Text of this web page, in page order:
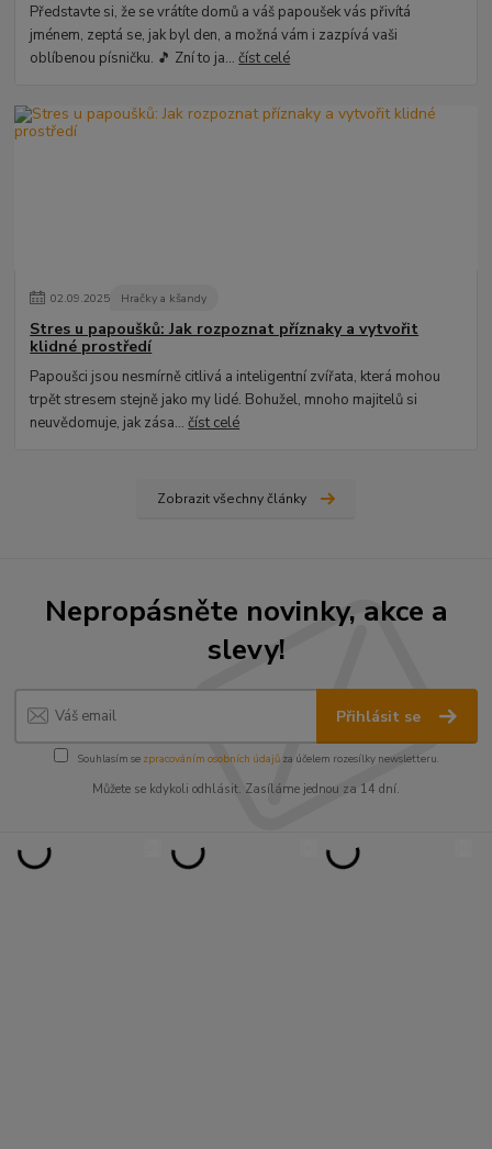
Představte si, že se vrátíte domů a váš papoušek vás přivítá
jménem, zeptá se, jak byl den, a možná vám i zazpívá vaši
oblíbenou písničku. 🎵 Zní to ja...číst celé
02.09.2025 Hračky a kšandy
Stres u papoušků: Jak rozpoznat příznaky a vytvořit
klidné prostředí
Papoušci jsou nesmírně citlivá a inteligentní zvířata, která mohou
trpět stresem stejně jako my lidé. Bohužel, mnoho majitelů si
neuvědomuje, jak zása...číst celé
Zobrazit všechny články
Nepropásněte novinky, akce a
slevy!
Přihlásit se
Souhlasím se zpracováním osobních údajůza účelem rozesílky newsletteru.
Můžete se kdykoli odhlásit. Zasíláme jednou za 14 dní.